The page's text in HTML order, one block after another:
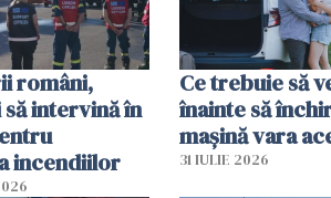
români,
intervină în
incendiilor
Ce trebuie să
înainte să
mașină vara
31 IULIE 2026